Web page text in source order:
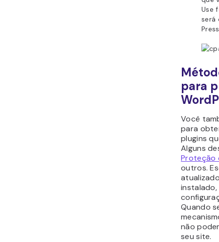
Use
será
para
Você
para
plugins
Alguns
Proteção
outros.
Quando
não
seu site.